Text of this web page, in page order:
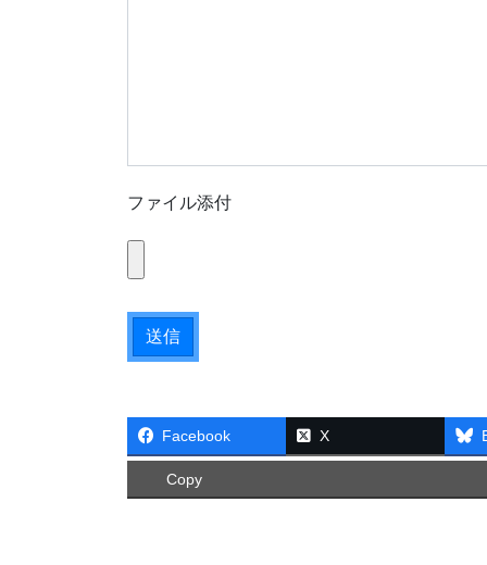
ファイル添付
Facebook X
Copy